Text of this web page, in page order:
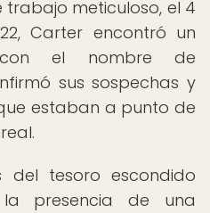
trabajo meticuloso, el 4
Carter encontró un
el nombre de
sus sospechas y
estaban a punto de
del tesoro escondido
la presencia de una